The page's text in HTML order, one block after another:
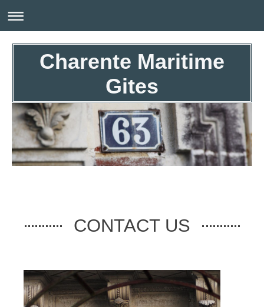
Charente Maritime
Gites
CONTACT US